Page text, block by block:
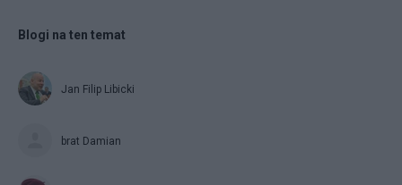
Blogi na ten temat
Jan Filip Libicki
brat Damian